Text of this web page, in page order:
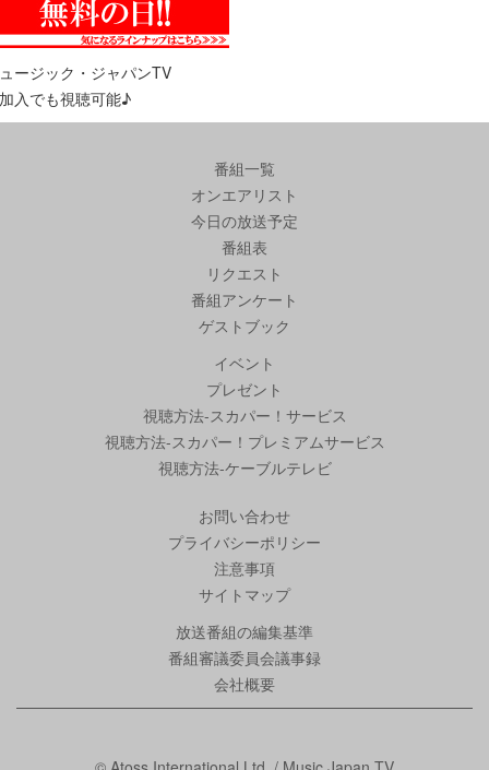
ージック・ジャパンTV
入でも視聴可能♪
番組一覧
オンエアリスト
今日の放送予定
番組表
リクエスト
番組アンケート
ゲストブック
イベント
プレゼント
視聴方法-スカパー！サービス
視聴方法-スカパー！プレミアムサービス
視聴方法-ケーブルテレビ
お問い合わせ
プライバシーポリシー
注意事項
サイトマップ
放送番組の編集基準
番組審議委員会議事録
会社概要